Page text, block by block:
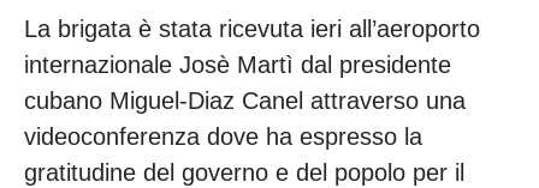
La brigata è stata ricevuta ieri all’aeroporto
internazionale Josè Martì dal presidente
cubano Miguel-Diaz Canel attraverso una
videoconferenza dove ha espresso la
gratitudine del governo e del popolo per il